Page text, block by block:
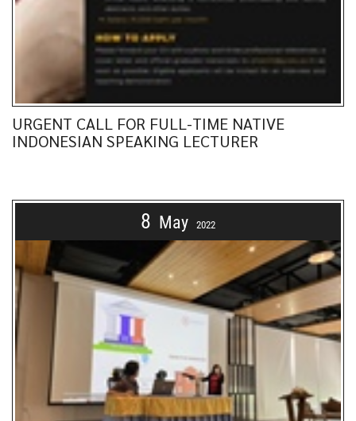
URGENT CALL FOR FULL-TIME NATIVE
INDONESIAN SPEAKING LECTURER
8 May 2022